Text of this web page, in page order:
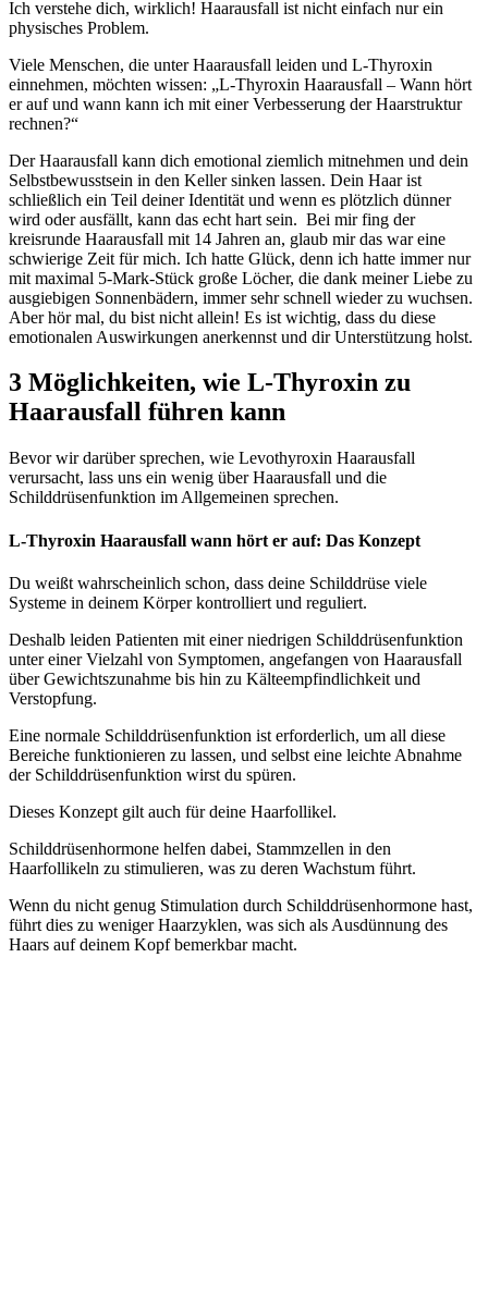
Ich verstehe dich, wirklich! Haarausfall ist nicht einfach nur ein
physisches Problem.
Viele Menschen, die unter Haarausfall leiden und L-Thyroxin
einnehmen, möchten wissen: „L-Thyroxin Haarausfall – Wann hört
er auf und wann kann ich mit einer Verbesserung der Haarstruktur
rechnen?“
Der Haarausfall kann dich emotional ziemlich mitnehmen und dein
Selbstbewusstsein in den Keller sinken lassen. Dein Haar ist
schließlich ein Teil deiner Identität und wenn es plötzlich dünner
wird oder ausfällt, kann das echt hart sein. Bei mir fing der
kreisrunde Haarausfall mit 14 Jahren an, glaub mir das war eine
schwierige Zeit für mich. Ich hatte Glück, denn ich hatte immer nur
mit maximal 5-Mark-Stück große Löcher, die dank meiner Liebe zu
ausgiebigen Sonnenbädern, immer sehr schnell wieder zu wuchsen.
Aber hör mal, du bist nicht allein! Es ist wichtig, dass du diese
emotionalen Auswirkungen anerkennst und dir Unterstützung holst.
3 Möglichkeiten, wie L-Thyroxin zu
Haarausfall führen kann
Bevor wir darüber sprechen, wie Levothyroxin Haarausfall
verursacht, lass uns ein wenig über Haarausfall und die
Schilddrüsenfunktion im Allgemeinen sprechen.
L-Thyroxin Haarausfall wann hört er auf: Das Konzept
Du weißt wahrscheinlich schon, dass deine Schilddrüse viele
Systeme in deinem Körper kontrolliert und reguliert.
Deshalb leiden Patienten mit einer niedrigen Schilddrüsenfunktion
unter einer Vielzahl von Symptomen, angefangen von Haarausfall
über Gewichtszunahme bis hin zu Kälteempfindlichkeit und
Verstopfung.
Eine normale Schilddrüsenfunktion ist erforderlich, um all diese
Bereiche funktionieren zu lassen, und selbst eine leichte Abnahme
der Schilddrüsenfunktion wirst du spüren.
Dieses Konzept gilt auch für deine Haarfollikel.
Schilddrüsenhormone helfen dabei, Stammzellen in den
Haarfollikeln zu stimulieren, was zu deren Wachstum führt.
Wenn du nicht genug Stimulation durch Schilddrüsenhormone hast,
führt dies zu weniger Haarzyklen, was sich als Ausdünnung des
Haars auf deinem Kopf bemerkbar macht.